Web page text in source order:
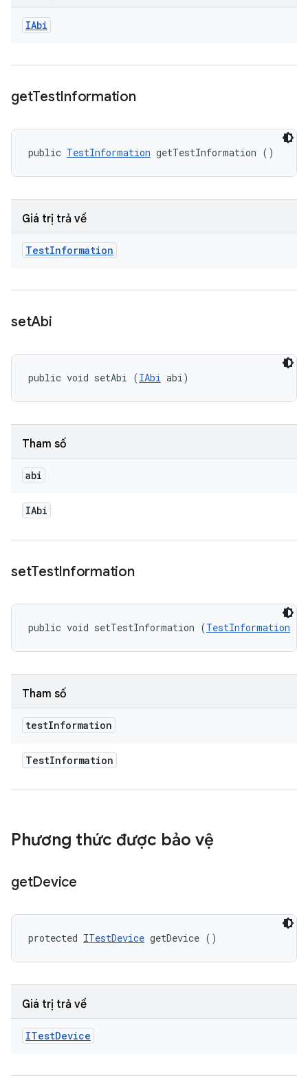
IAbi
getTestInformation
public TestInformation getTestInformation ()
Giá trị trả về
TestInformation
setAbi
public void setAbi (IAbi abi)
Tham số
abi
IAbi
setTestInformation
public void setTestInformation (TestInformation
Tham số
testInformation
TestInformation
Phương thức được bảo vệ
getDevice
protected ITestDevice getDevice ()
Giá trị trả về
ITestDevice